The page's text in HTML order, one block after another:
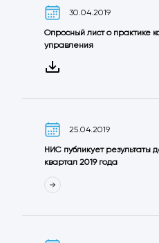
30.04.2019
Oпросный лист o практике
управления
25.04.2019
НИС публикует результаты
квартал 2019 года